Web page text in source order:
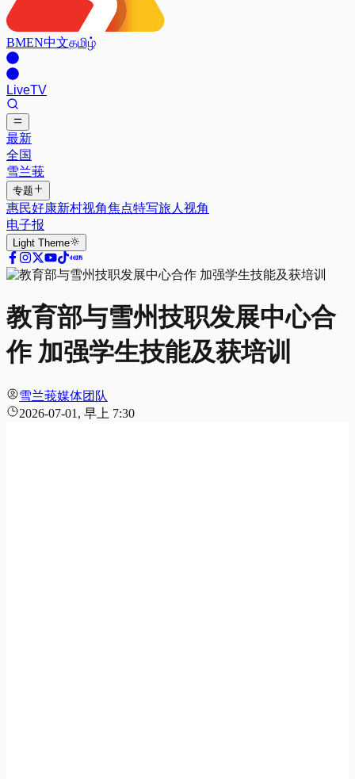
BMEN中文தமிழ்
LiveTV
最新
全国
雪兰莪
专题
惠民好康新村视角焦点特写旅人视角
电子报
Light Theme
教育部与雪州技职发展中心合
作 加强学生技能及获培训
雪兰莪媒体团队
2026-07-01, 早上 7:30